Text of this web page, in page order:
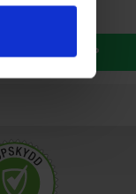
KÖP